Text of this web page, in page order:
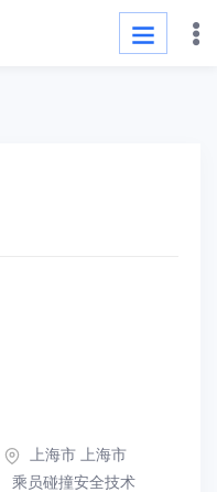
上海市 上海市
乘员碰撞安全技术